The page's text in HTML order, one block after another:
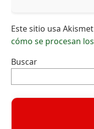
Este sitio usa
cómo se procesan
Buscar